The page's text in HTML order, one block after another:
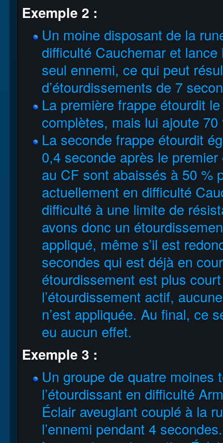
Exemple 2 :
Un moine disposant de la
difficulté Cauchemar et
seul ennemi, ce qui peut
d’étourdissements de 7
La première frappe étourdit
complètes, mais lui ajoute
La seconde frappe étourdit
0,4 seconde après le
au CF sont abaissés à 50 %
actuellement en difficulté
difficulté à une limite de
avons donc un
appliqué, même s’il est
secondes qui est déjà en
étourdissement est plus
l’étourdissement actif,
n’est appliquée. Au final, ce
eu aucun effet.
Exemple 3 :
Un groupe de quatre moines
l’étourdissant en difficulté
Éclair aveuglant couplé à la
l’ennemi pendant 4 secondes.